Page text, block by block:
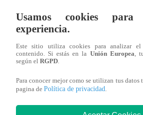
Mujeres al Mando – Viernes 25 de
del 2022 – Programa completo
Usamos cookies
experiencia.
Este sitio utiliza cookies para analizar el
contenido. Si estás en la Unión Europea ,
según el RGPD
Para conocer mejor como se utilizan tus datos
pagina de Política de privacidad